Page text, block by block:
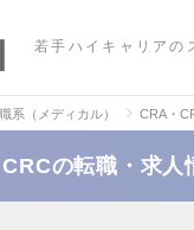
若手ハイキャリアの
系（メディカル） CRA・
の転職・求人